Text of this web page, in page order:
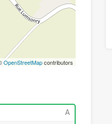
OpenStreetMapcontributors
A